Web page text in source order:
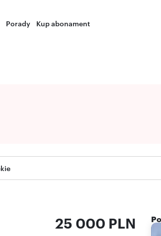
Porady Kup abonament
25 000 PLN